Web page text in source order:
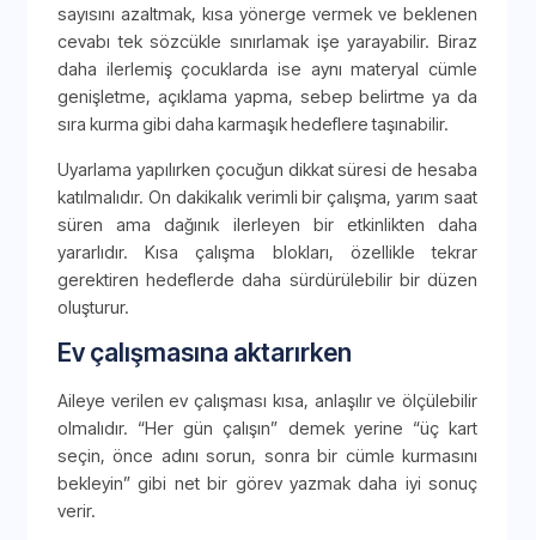
sayısını azaltmak, kısa yönerge vermek ve beklenen
cevabı tek sözcükle sınırlamak işe yarayabilir. Biraz
daha ilerlemiş çocuklarda ise aynı materyal cümle
genişletme, açıklama yapma, sebep belirtme ya da
sıra kurma gibi daha karmaşık hedeflere taşınabilir.
Uyarlama yapılırken çocuğun dikkat süresi de hesaba
katılmalıdır. On dakikalık verimli bir çalışma, yarım saat
süren ama dağınık ilerleyen bir etkinlikten daha
yararlıdır. Kısa çalışma blokları, özellikle tekrar
gerektiren hedeflerde daha sürdürülebilir bir düzen
oluşturur.
Ev çalışmasına aktarırken
Aileye verilen ev çalışması kısa, anlaşılır ve ölçülebilir
olmalıdır. “Her gün çalışın” demek yerine “üç kart
seçin, önce adını sorun, sonra bir cümle kurmasını
bekleyin” gibi net bir görev yazmak daha iyi sonuç
verir.